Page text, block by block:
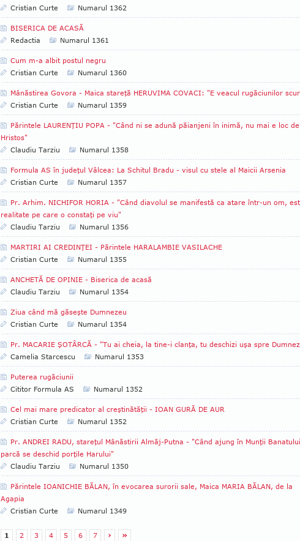
Cristian Curte
Numarul 1362
BISERICA DE ACASĂ
Redactia
Numarul 1361
Cum m-a albit postul negru
Cristian Curte
Numarul 1360
Mânăstirea Govora - Maica stareţă HERUVIMA COVACI: "E veacul rugăciunilor
Cristian Curte
Numarul 1359
Părintele LAURENŢIU POPA - "Când ni se adună păianjeni în inimă, nu mai e loc de
Hristos"
Claudiu Tarziu
Numarul 1358
Formula AS în judeţul Vâlcea: La Schitul Bradu - visul cu stele al Maicii Arsenia
Cristian Curte
Numarul 1357
Pr. Arhim. NICHIFOR HORIA - "Când diavolul se manifestă ca atare într-un om,
realitate pe care o constaţi pe viu"
Claudiu Tarziu
Numarul 1356
MARTIRI AI CREDINŢEI - Părintele HARALAMBIE VASILACHE
Cristian Curte
Numarul 1355
ANCHETĂ DE OPINIE - Biserica de acasă
Claudiu Tarziu
Numarul 1354
Ziua când mă găseşte Dumnezeu
Cristian Curte
Numarul 1354
Pr. MACARIE ŞOTÂRCĂ - "Tu ai cheia, la tine-i clanţa, tu deschizi uşa spre
Camelia Starcescu
Numarul 1353
Puterea rugăciunii
Cititor Formula AS
Numarul 1352
Cel mai mare predicator al creştinătăţii - IOAN GURĂ DE AUR
Cristian Curte
Numarul 1352
Pr. ANDREI RADU, stareţul Mânăstirii Almăj-Putna - "Când ajung în Munţii
parcă se deschid porţile Harului"
Claudiu Tarziu
Numarul 1350
Părintele IOANICHIE BĂLAN, în evocarea surorii sale, Maica MARIA BĂLAN, de la
Agapia
Cristian Curte
Numarul 1349
1 2 3 4 5 6 7 › »